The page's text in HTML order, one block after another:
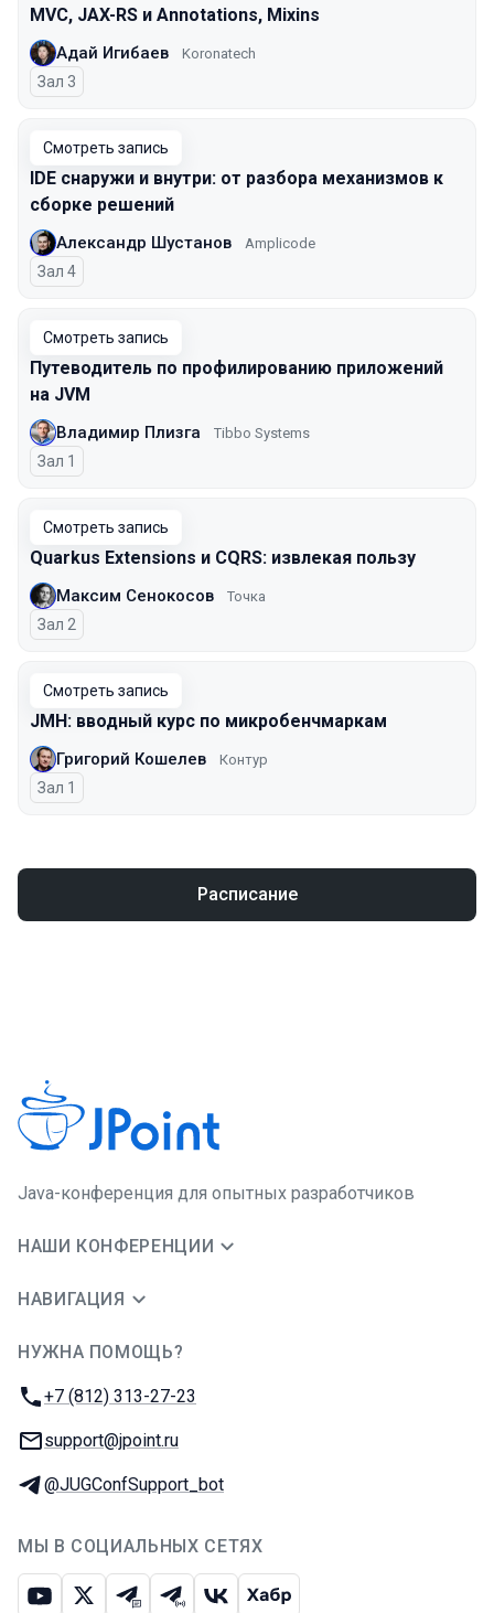
MVC, JAX-RS и Annotations, Mixins
Адай Игибаев Koronatech
Зал 3
Смотреть запись
IDE снаружи и внутри: от разбора механизмов к
сборке решений
Александр Шустанов Amplicode
Зал 4
Смотреть запись
Путеводитель по профилированию приложений
на JVM
Владимир Плизга Tibbo Systems
Зал 1
Смотреть запись
Quarkus Extensions и CQRS: извлекая пользу
Максим Сенокосов Точка
Зал 2
Смотреть запись
JMH: вводный курс по микробенчмаркам
Григорий Кошелев Контур
Зал 1
Расписание
Java-конференция для опытных разработчиков
НАШИ КОНФЕРЕНЦИИ
НАВИГАЦИЯ
НУЖНА ПОМОЩЬ?
Телефон:
+7 (812) 313-27-23
E-mail:
support@jpoint.ru
Телеграм:
@JUGConfSupport_bot
МЫ В СОЦИАЛЬНЫХ СЕТЯХ
ЮтубИкс Телеграм-чат
Телеграм-канал
ВКонтакте
Хабр